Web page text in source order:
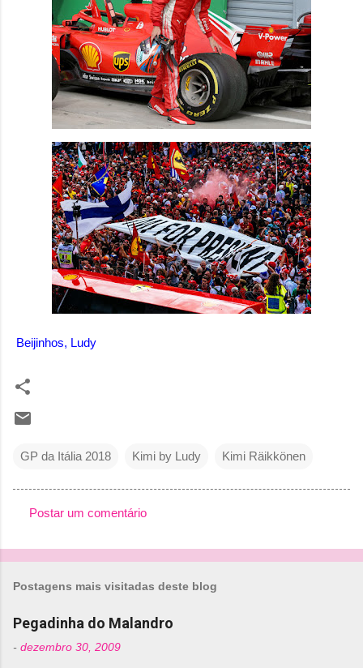
Beijinhos, Ludy
GP da Itália 2018 Kimi by Ludy Kimi Räikkönen
o
n
t
Postar um comentário
Postagens mais visitadas deste blog
Pegadinha do Malandro
- dezembro 30, 2009